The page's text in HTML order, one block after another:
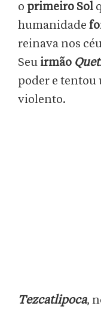
o primeiro Sol
humanidade
reinava nos
Seu irmão
poder e tentou
violento.
Tezcatlipoca,